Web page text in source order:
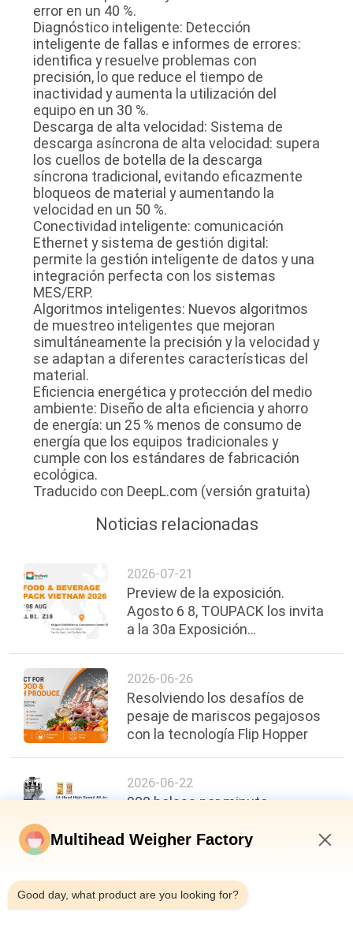
error en un 40 %.
Diagnóstico inteligente: Detección
inteligente de fallas e informes de errores:
identifica y resuelve problemas con
precisión, lo que reduce el tiempo de
inactividad y aumenta la utilización del
equipo en un 30 %.
Descarga de alta velocidad: Sistema de
descarga asíncrona de alta velocidad: supera
los cuellos de botella de la descarga
síncrona tradicional, evitando eficazmente
bloqueos de material y aumentando la
velocidad en un 50 %.
Conectividad inteligente: comunicación
Ethernet y sistema de gestión digital:
permite la gestión inteligente de datos y una
integración perfecta con los sistemas
MES/ERP.
Algoritmos inteligentes: Nuevos algoritmos
de muestreo inteligentes que mejoran
simultáneamente la precisión y la velocidad y
se adaptan a diferentes características del
material.
Eficiencia energética y protección del medio
ambiente: Diseño de alta eficiencia y ahorro
de energía: un 25 % menos de consumo de
energía que los equipos tradicionales y
cumple con los estándares de fabricación
ecológica.
Traducido con DeepL.com (versión gratuita)
Noticias relacionadas
2026-07-21
Preview de la exposición.
Agosto 6 8, TOUPACK los invita
a la 30a Exposición
2026-06-26
Resolviendo los desafíos de
pesaje de mariscos pegajosos
con la tecnología Flip Hopper
2026-06-22
200 bolsas por minuto,
punto de referencia en la
arriba
Multihead Weigher Factory
Good day, what product are you looking for?